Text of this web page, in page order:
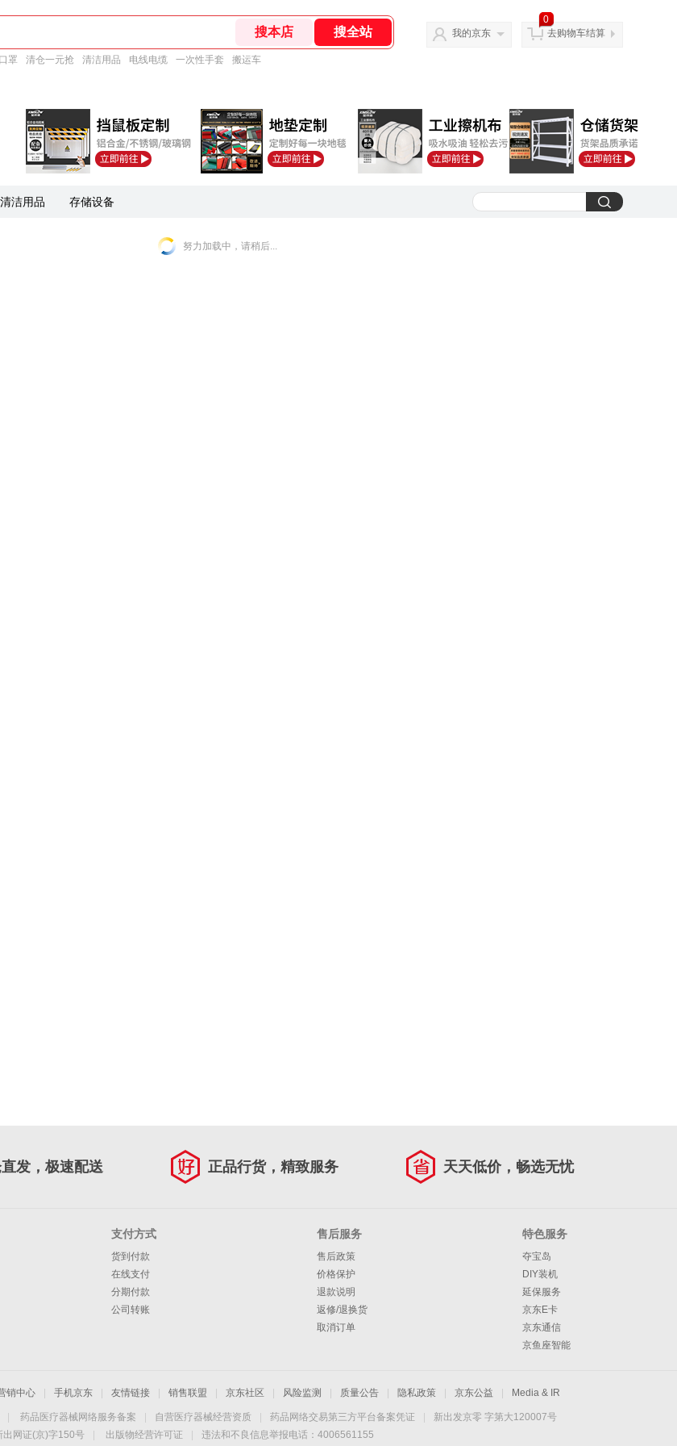
口罩 清仓一元抢 清洁用品 电线电缆 一次性手套 搬运车
我的京东
0
去购物车结算
清洁用品 存储设备
努力加载中，请稍后...
发，极速配送 正品行货，精致服务 天天低价，畅选无忧
支付方式
货到付款
在线支付
分期付款
公司转账
售后服务
售后政策
价格保护
退款说明
返修/退换货
取消订单
特色服务
夺宝岛
DIY装机
延保服务
京东E卡
京东通信
京鱼座智能
销中心 手机京东 友情链接 销售联盟 京东社区 风险监测 质量公告 隐私政策 京东公益 Media & IR
药品医疗器械网络服务备案 自营医疗器械经营资质 药品网络交易第三方平台备案凭证
新出发京零 字第大120007号
出网证(京)字150号
出版物经营许可证 违法和不良信息举报电话：4006561155